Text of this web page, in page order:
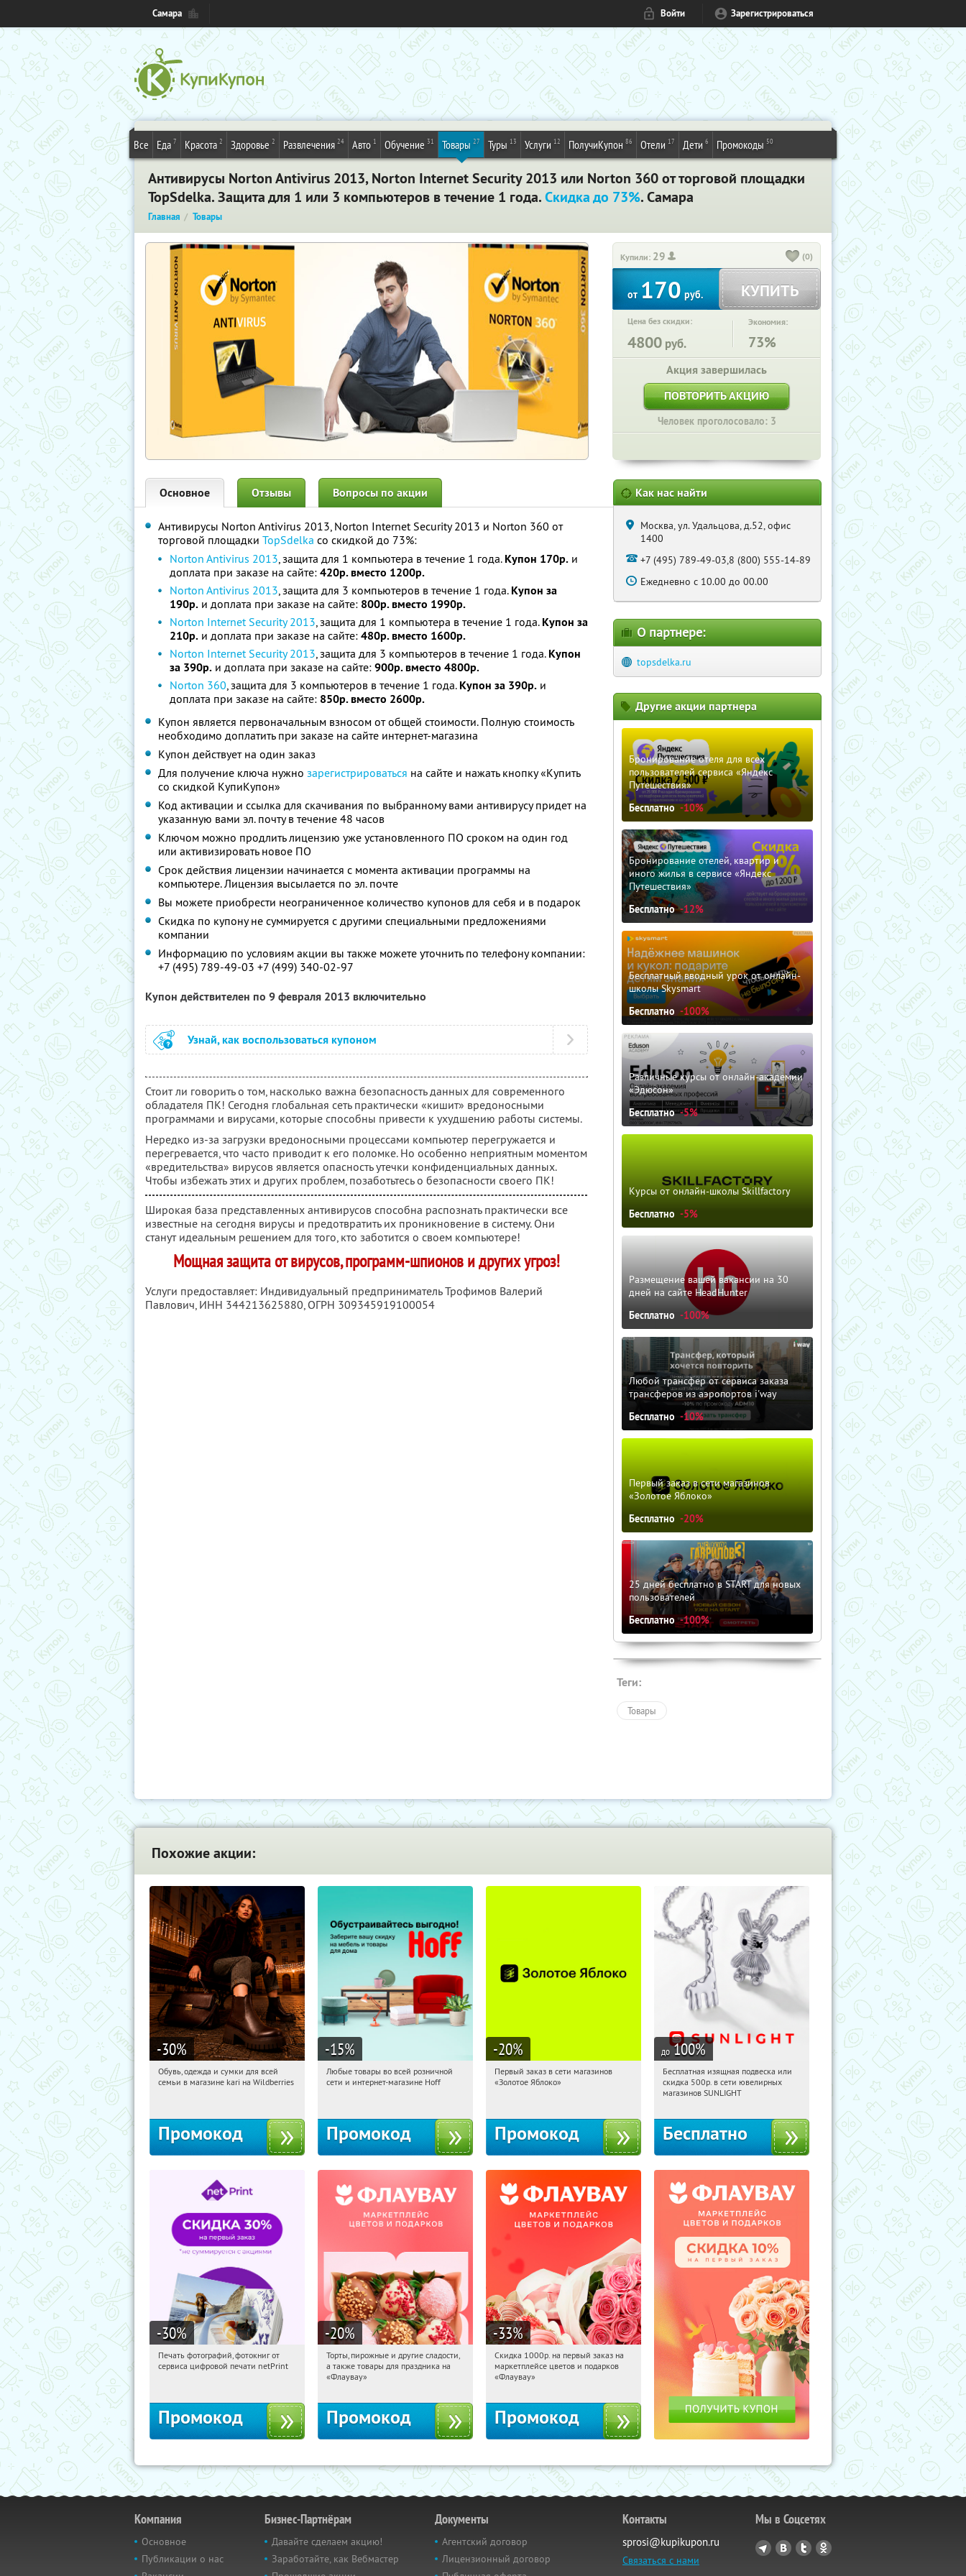
Самара Войти Зарегистрироваться
Все Еда 7 Красота 2 Здоровье 2 Развлечения 24 Авто 1 Обучение 31 Товары 27 Туры 13 Услуги 12 ПолучиКупон 86 Отели 17 Дети 6 Промокоды 50
Антивирусы Norton Antivirus 2013, Norton Internet Security 2013 или Norton 360 от торговой площадки
TopSdelka. Защита для 1 или 3 компьютеров в течение 1 года.Скидка до 73%. Самара
Главная Товары
Купили: 29 (0)
от170руб. КУПИТЬ
Цена без скидки:
4800 руб.
Экономия:
73%
Акция завершилась
ПОВТОРИТЬ АКЦИЮ
Человек проголосовало: 3
Основное Отзывы Вопросы по акции
Антивирусы Norton Antivirus 2013, Norton Internet Security 2013 и Norton 360 от
торговой площадки TopSdelka со скидкой до 73%:
Norton Antivirus 2013, защита для 1 компьютера в течение 1 года. Купон 170р. и
доплата при заказе на сайте: 420р. вместо 1200р.
Norton Antivirus 2013, защита для 3 компьютеров в течение 1 года. Купон за
190р. и доплата при заказе на сайте: 800р. вместо 1990р.
Norton Internet Security 2013, защита для 1 компьютера в течение 1 года. Купон за
210р. и доплата при заказе на сайте: 480р. вместо 1600р.
Norton Internet Security 2013, защита для 3 компьютеров в течение 1 года. Купон
за 390р. и доплата при заказе на сайте: 900р. вместо 4800р.
Norton 360, защита для 3 компьютеров в течение 1 года. Купон за 390р. и
доплата при заказе на сайте: 850р. вместо 2600р.
Купон является первоначальным взносом от общей стоимости. Полную стоимость
необходимо доплатить при заказе на сайте интернет-магазина
Купон действует на один заказ
Для получение ключа нужно зарегистрироваться на сайте и нажать кнопку «Купить
со скидкой КупиКупон»
Код активации и ссылка для скачивания по выбранному вами антивирусу придет на
указанную вами эл. почту в течение 48 часов
Ключом можно продлить лицензию уже установленного ПО сроком на один год
или активизировать новое ПО
Срок действия лицензии начинается с момента активации программы на
компьютере. Лицензия высылается по эл. почте
Вы можете приобрести неограниченное количество купонов для себя и в подарок
Скидка по купону не суммируется с другими специальными предложениями
компании
Информацию по условиям акции вы также можете уточнить по телефону компании:
+7 (495) 789-49-03 +7 (499) 340-02-97
Купон действителен по 9 февраля 2013 включительно
Узнай, как воспользоваться купоном
Стоит ли говорить о том, насколько важна безопасность данных для современного
обладателя ПК! Сегодня глобальная сеть практически «кишит» вредоносными
программами и вирусами, которые способны привести к ухудшению работы системы.
Нередко из-за загрузки вредоносными процессами компьютер перегружается и
перегревается, что часто приводит к его поломке. Но особенно неприятным моментом
«вредительства» вирусов является опасность утечки конфиденциальных данных.
Чтобы избежать этих и других проблем, позаботьтесь о безопасности своего ПК!
Широкая база представленных антивирусов способна распознать практически все
известные на сегодня вирусы и предотвратить их проникновение в систему. Они
станут идеальным решением для того, кто заботится о своем компьютере!
Мощная защита от вирусов, программ-шпионов и других угроз!
Услуги предоставляет: Индивидуальный предприниматель Трофимов Валерий
Павлович, ИНН 344213625880, ОГРН 309345919100054
Как нас найти
Москва, ул. Удальцова, д.52, офис
1400
+7 (495) 789-49-03,8 (800) 555-14-89
Ежедневно с 10.00 до 00.00
О партнере:
topsdelka.ru
Другие акции партнера
Бронирование отеля для всех
пользователей сервиса «Яндекс
Путешествия»
Бесплатно -10%
Бронирование отелей, квартир и
иного жилья в сервисе «Яндекс
Путешествия»
Бесплатно -12%
Бесплатный вводный урок от онлайн-
школы Skysmart
Бесплатно -100%
Различные курсы от онлайн-академии
«Эдюсон»
Бесплатно -5%
Курсы от онлайн-школы Skillfactory
Бесплатно -5%
Размещение вашей вакансии на 30
дней на сайте HeadHunter
Бесплатно -100%
Любой трансфер от сервиса заказа
трансферов из аэропортов i'way
Бесплатно -10%
Первый заказ в сети магазинов
«Золотое Яблоко»
Бесплатно -20%
25 дней бесплатно в START для новых
пользователей
Бесплатно -100%
Теги:
Товары
Похожие акции:
-30%
02:46:15 Получили:
Обувь, одежда и сумки для всей
семьи в магазине kari на Wildberries
Промокод
-15%
02:46:15 Получили:
Любые товары во всей розничной
сети и интернет-магазине Hoff
Промокод
-20%
02:46:15
Получи первым!
Первый заказ в сети магазинов
«Золотое Яблоко»
Промокод
до 100%
02:46:15 Получили:
Россия
Бесплатная изящная подвеска или
скидка 500р. в сети ювелирных
магазинов SUNLIGHT
Бесплатно
-30%
02:46:15 Получили:
Печать фотографий, фотокниг от
сервиса цифровой печати netPrint
Промокод
-20%
02:46:15 Получили:
Россия
Торты, пирожные и другие сладости,
а также товары для праздника на
«Флаувау»
Промокод
-33%
02:46:15 Получили:
Россия
Скидка 1000р. на первый заказ на
маркетплейсе цветов и подарков
«Флаувау»
Промокод
Компания
Основное
Публикации о нас
Бизнес-Партнёрам
Давайте сделаем акцию!
Заработайте, как Вебмастер
Документы
Агентский договор
Лицензионный договор
Контакты
sprosi@kupikupon.ru
Связаться с нами
Мы в Соцсетях